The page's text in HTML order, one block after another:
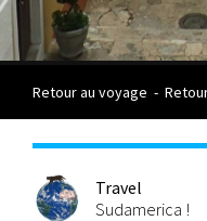
Retour au voyage -
Travel
Sudamerica !